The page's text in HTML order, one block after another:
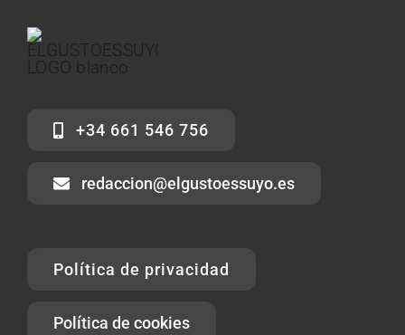
+34 661 546 756
redaccion@elgustoessuyo.es
Política de privacidad
Política de cookies